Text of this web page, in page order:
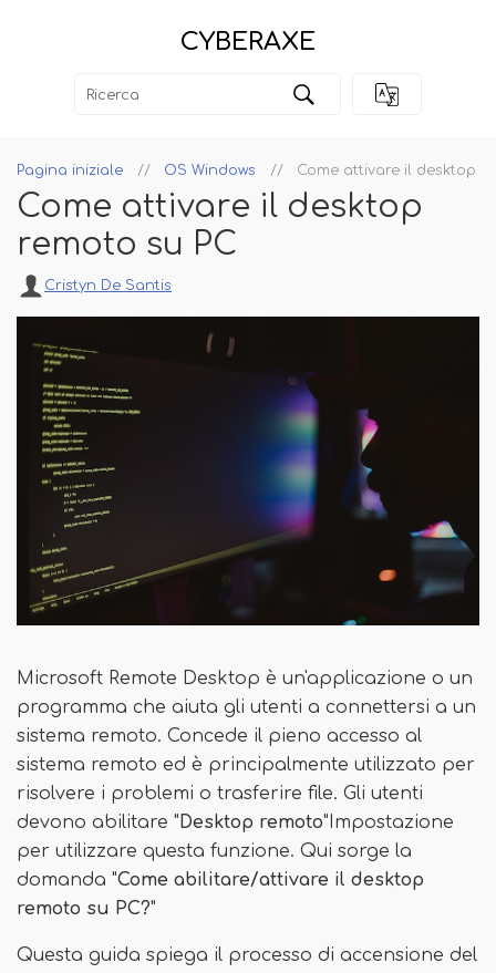
CYBERAXE
Pagina iniziale OS Windows Come attivare il desktop
Come attivare il desktop
remoto su PC
Cristyn De Santis
Microsoft Remote Desktop è un'applicazione o un
programma che aiuta gli utenti a connettersi a un
sistema remoto. Concede il pieno accesso al
sistema remoto ed è principalmente utilizzato per
risolvere i problemi o trasferire file. Gli utenti
devono abilitare "Desktop remoto"Impostazione
per utilizzare questa funzione. Qui sorge la
domanda "Come abilitare/attivare il desktop
remoto su PC?"
Questa guida spiega il processo di accensione del